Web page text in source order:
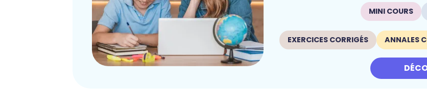
MINI COURS
EXERCICES CORRIGÉS ANNALES